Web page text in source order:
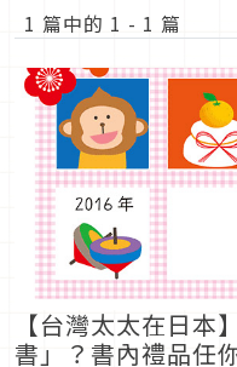
1 篇中的 1 - 1 篇
【台灣太太在日本
書」？書內禮品任